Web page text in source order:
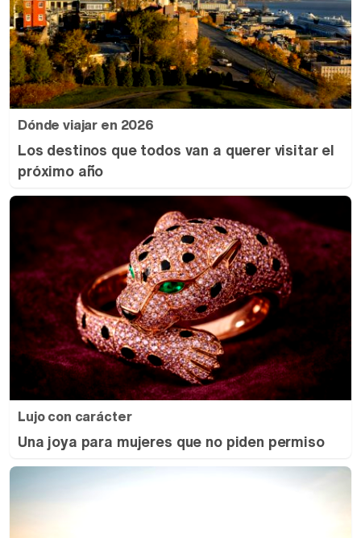
Dónde viajar en 2026
Los destinos que todos van a querer visitar el
próximo año
Lujo con carácter
Una joya para mujeres que no piden permiso